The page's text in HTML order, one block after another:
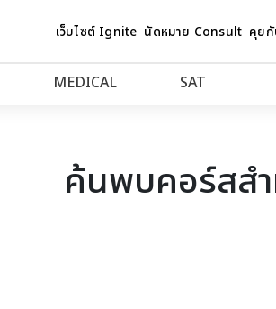
เว็บไซต์ Ignite นัดหมาย Consult คุย
MEDICAL SAT
ค้นพบคอร์สส